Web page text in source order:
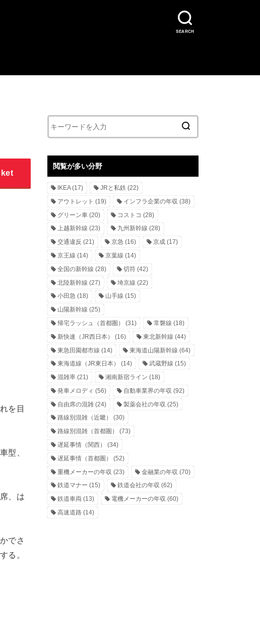
SEARCH
を目
型、
、は
でさ
る。
閲覧が多い分野
IKEA(17) JRと私鉄 (22)
アウトレット (19) インフラ企業の年収 (38)
グリーン車 (20) コストコ (28)
上越新幹線 (23) 九州新幹線 (28)
交通違反 (21) 京急 (16) 京成(17)
京王線 (14) 京葉線 (14)
全国の新幹線 (28) 切符(42)
北陸新幹線 (27) 埼京線 (22)
小田急 (18) 山手線 (15)
山陽新幹線 (25)
帰宅ラッシュ（首都圏）
(31) 常磐線 (18)
新快速（JR西日本）
(16) 東北新幹線 (44)
東急田園都市線 (14) 東海道山陽新幹線 (64)
東海道線（JR東日本）
(14) 武蔵野線 (15)
混雑率 (21) 湘南新宿ライン (18)
発車メロディ (56) 自動車業界の年収 (92)
自由席の混雑 (24) 製薬会社の年収 (25)
路線別混雑（近畿）
(30)
路線別混雑（首都圏）
(73)
遅延事情（関西）
(34)
遅延事情（首都圏）
(52)
重機メーカーの年収 (23) 金融業の年収 (70)
鉄道マナー (15) 鉄道会社の年収 (62)
鉄道車両 (13) 電機メーカーの年収 (60)
高速道路 (14)